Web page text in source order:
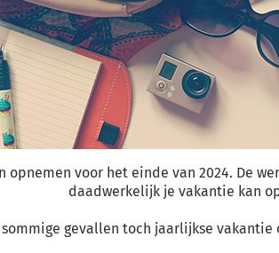
voor het einde van 2024. De
daadwerkelijk je vakantie kan
sommige gevallen toch jaarlijkse